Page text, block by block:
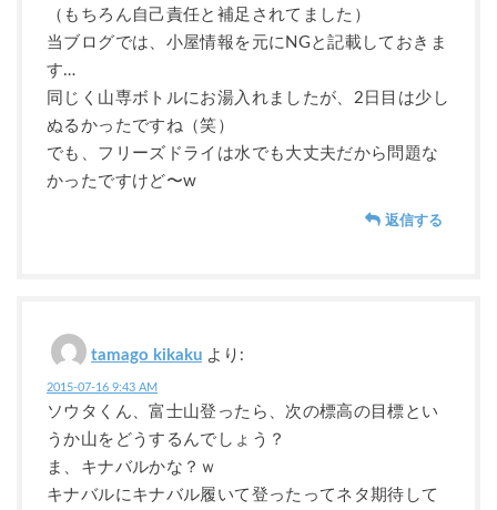
（もちろん自己責任と補足されてました）
当ブログでは、小屋情報を元にNGと記載しておきま
す…
同じく山専ボトルにお湯入れましたが、2日目は少し
ぬるかったですね（笑）
でも、フリーズドライは水でも大丈夫だから問題な
かったですけど〜w
返信する
tamago kikaku より:
2015-07-16 9:43 AM
ソウタくん、富士山登ったら、次の標高の目標とい
うか山をどうするんでしょう？
ま、キナバルかな？ｗ
キナバルにキナバル履いて登ったってネタ期待して